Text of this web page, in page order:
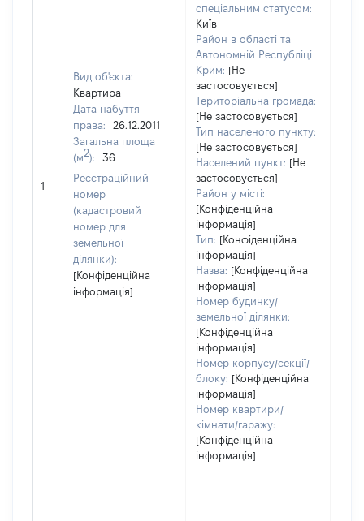
1
Вид об'єкта:
Квартира
Дата набуття
права:
26.12.2011
Загальна площа
(м2):
36
Реєстраційний
номер
(кадастровий
номер для
земельної
ділянки):
[Конфіденційна
інформація]
спеціальним статусом:
Київ
Район в області та
Автономній Республіці
Крим: [Не
застосовується]
Територіальна громада:
[Не застосовується]
Тип населеного пункту:
[Не застосовується]
Населений пункт: [Не
застосовується]
Район у місті:
[Конфіденційна
інформація]
Тип: [Конфіденційна
інформація]
Назва: [Конфіденційна
інформація]
Номер будинку/
земельної ділянки:
[Конфіденційна
інформація]
Номер корпусу/секції/
блоку: [Конфіденційна
інформація]
Номер квартири/
кімнати/гаражу:
[Конфіденційна
інформація]